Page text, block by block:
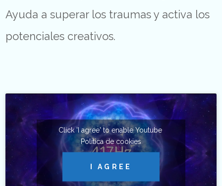
Ayuda a superar los traumas y activa los
potenciales creativos.
Click 'I agree' to enable Youtube
Política de cookies
I AGREE